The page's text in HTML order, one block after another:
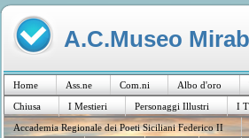
A.C.Museo
Home Ass.ne Com.ni Albo d'oro
Chiusa
I Mestieri Personaggi Illustri I
Accademia Regionale dei Poeti Siciliani Federico II